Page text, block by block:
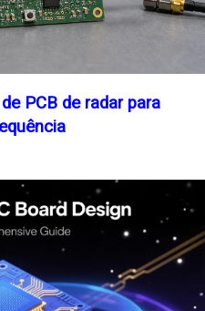
PCB de radar para